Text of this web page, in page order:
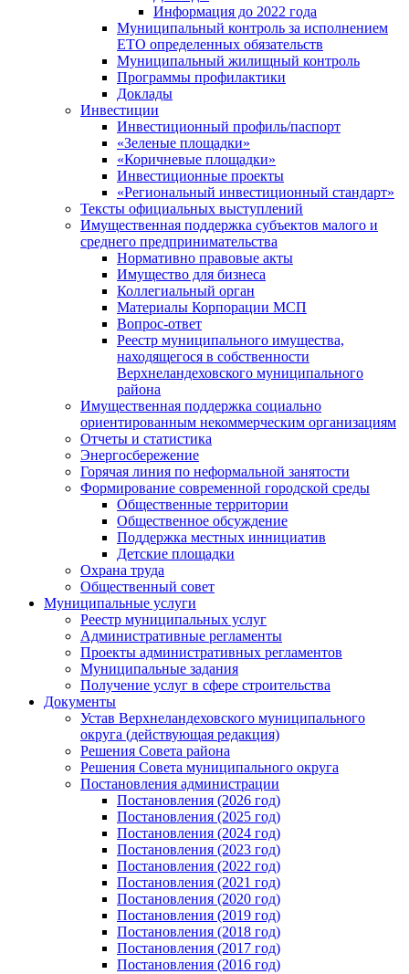
Информация до 2022 года
Муниципальный контроль за исполнением
ЕТО определенных обязательств
Муниципальный жилищный контроль
Программы профилактики
Доклады
Инвестиции
Инвестиционный профиль/паспорт
«Зеленые площадки»
«Коричневые площадки»
Инвестиционные проекты
«Региональный инвестиционный стандарт»
Тексты официальных выступлений
Имущественная поддержка субъектов малого и
среднего предпринимательства
Нормативно правовые акты
Имущество для бизнеса
Коллегиальный орган
Материалы Корпорации МСП
Вопрос-ответ
Реестр муниципального имущества,
находящегося в собственности
Верхнеландеховского муниципального
района
Имущественная поддержка социально
ориентированным некоммерческим организациям
Отчеты и статистика
Энергосбережение
Горячая линия по неформальной занятости
Формирование современной городской среды
Общественные территории
Общественное обсуждение
Поддержка местных иннициатив
Детские площадки
Охрана труда
Общественный совет
Муниципальные услуги
Реестр муниципальных услуг
Административные регламенты
Проекты административных регламентов
Муниципальные задания
Получение услуг в сфере строительства
Документы
Устав Верхнеландеховского муниципального
округа (действующая редакция)
Решения Совета района
Решения Совета муниципального округа
Постановления администрации
Постановления (2026 год)
Постановления (2025 год)
Постановления (2024 год)
Постановления (2023 год)
Постановления (2022 год)
Постановления (2021 год)
Постановления (2020 год)
Постановления (2019 год)
Постановления (2018 год)
Постановления (2017 год)
Постановления (2016 год)